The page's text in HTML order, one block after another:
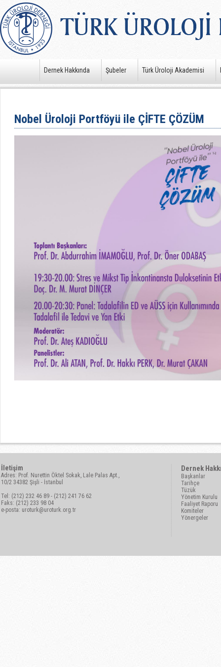
Dernek Hakkında Şubeler Türk Üroloji Akademisi
Nobel Üroloji Portföyü ile ÇİFTE ÇÖZÜM
İletişim
Adres: Prof. Nurettin Öktel Sokak, Lale Palas Apt.,
10/2 34382 Şişli - İstanbul
Tel: (212) 232 46 89 - (212) 241 76 62
Faks: (212) 233 98 04
e-posta: uroturk@uroturk.org.tr
Dernek
Başkanlar
Tarihçe
Tüzük
Yönetim Kurulu
Faaliyet Raporu
Komiteler
Yönergeler